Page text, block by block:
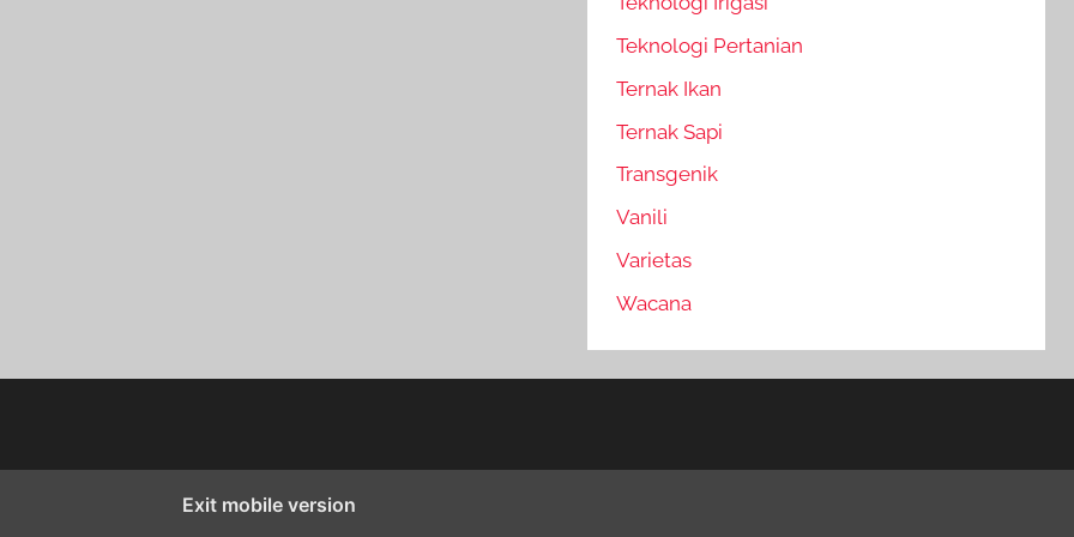
Teknologi Pertanian
Ternak Ikan
Ternak Sapi
Transgenik
Vanili
Varietas
Wacana
Exit mobile version